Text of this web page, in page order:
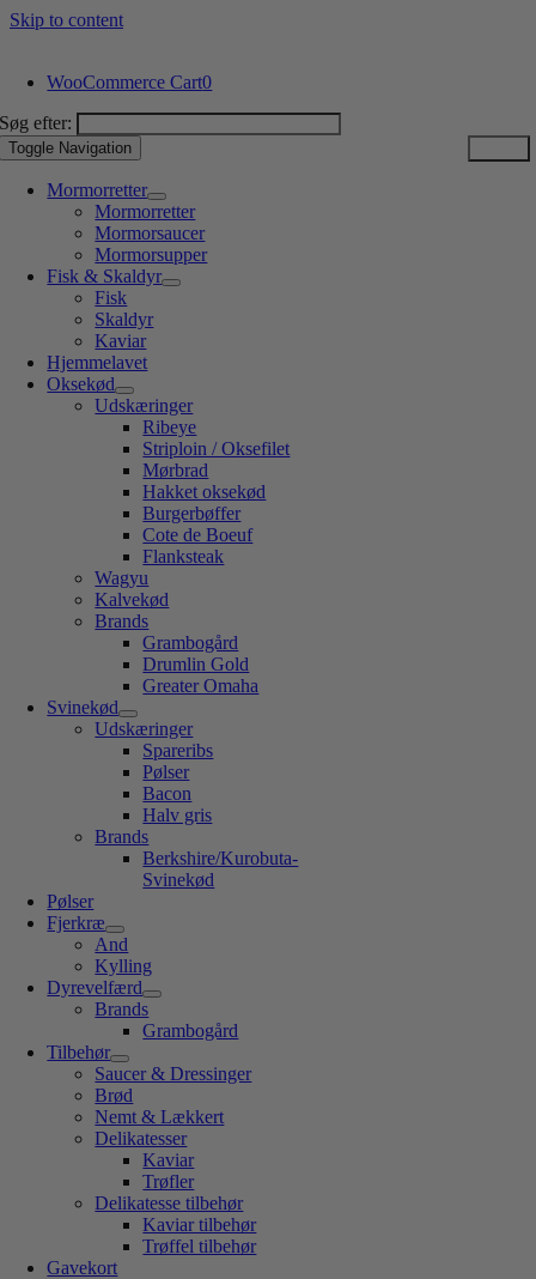
Skip to content
WooCommerce Cart0
Søg efter:
Toggle Navigation
Mormorretter
Mormorretter
Mormorsaucer
Mormorsupper
Fisk & Skaldyr
Fisk
Skaldyr
Kaviar
Hjemmelavet
Oksekød
Udskæringer
Ribeye
Striploin / Oksefilet
Mørbrad
Hakket oksekød
Burgerbøffer
Cote de Boeuf
Flanksteak
Wagyu
Kalvekød
Brands
Grambogård
Drumlin Gold
Greater Omaha
Svinekød
Udskæringer
Spareribs
Pølser
Bacon
Halv gris
Brands
Berkshire/Kurobuta-
Svinekød
Pølser
Fjerkræ
And
Kylling
Dyrevelfærd
Brands
Grambogård
Tilbehør
Saucer & Dressinger
Brød
Nemt & Lækkert
Delikatesser
Kaviar
Trøfler
Delikatesse tilbehør
Kaviar tilbehør
Trøffel tilbehør
Gavekort